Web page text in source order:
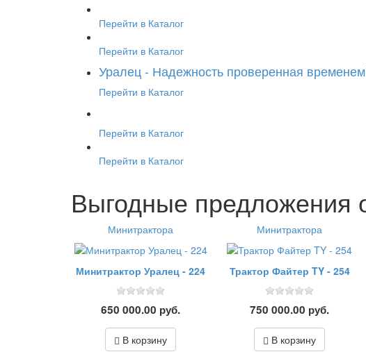
Перейти в Каталог
Перейти в Каталог
Уралец - Надежность проверенная
Перейти в Каталог
Перейти в Каталог
Перейти в Каталог
Выгодные предложения
Минитрактора
Минитрактор Уралец - 224
650 000.00 руб.
В корзину
Минитрактора
Трактор Файтер TY - 254
750 000.00 руб.
В корзину